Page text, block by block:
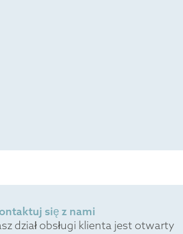
się z nami
dział obsługi klienta jest otwarty